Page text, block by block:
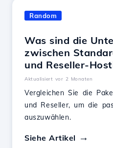
Random
Was sind die
zwischen
und Reseller-
Aktualisiert vor 2 Monaten
Vergleichen Sie die
und Reseller, um die
auszuwählen.
Siehe Artikel